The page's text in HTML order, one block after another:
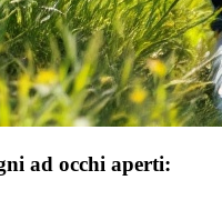
ad occhi aperti: